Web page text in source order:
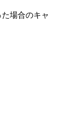
場合のキャ